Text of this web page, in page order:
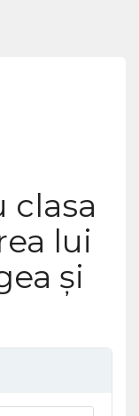
clasa
lui
și